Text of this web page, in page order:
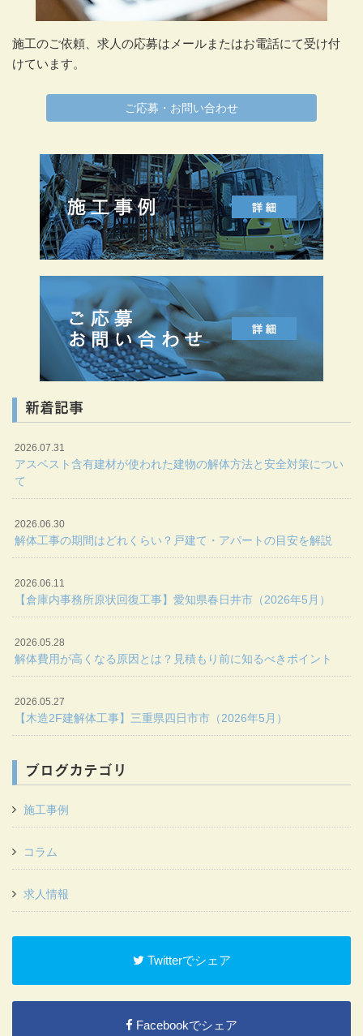
施工のご依頼、求人の応募はメールまたはお電話にて受け付
けています。
ご応募・お問い合わせ
新着記事
2026.07.31
アスベスト含有建材が使われた建物の解体方法と安全対策につい
て
2026.06.30
解体工事の期間はどれくらい？戸建て・アパートの目安を解説
2026.06.11
【倉庫内事務所原状回復工事】愛知県春日井市（2026年5月）
2026.05.28
解体費用が高くなる原因とは？見積もり前に知るべきポイント
2026.05.27
【木造2F建解体工事】三重県四日市市（2026年5月）
ブログカテゴリ
施工事例
コラム
求人情報
Twitterでシェア
Facebookでシェア